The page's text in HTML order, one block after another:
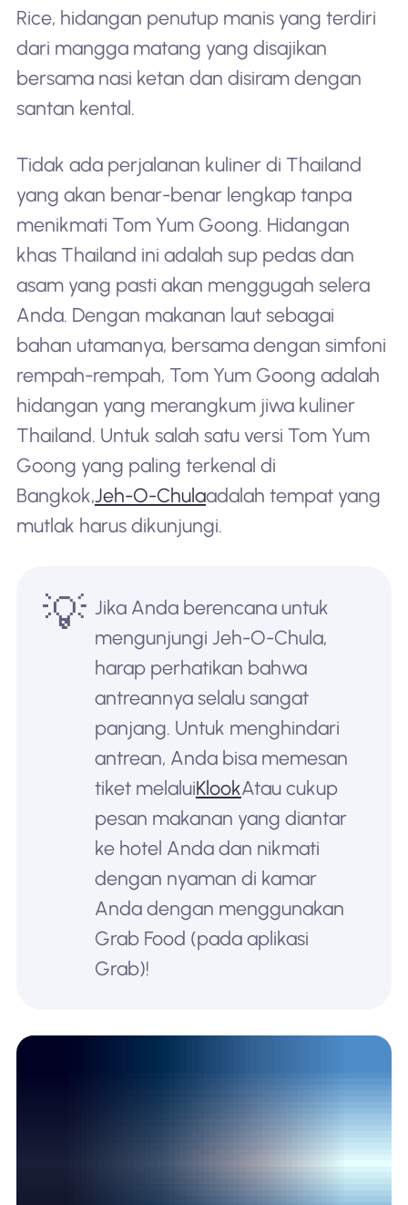
Rice, hidangan penutup manis yang terdiri
dari mangga matang yang disajikan
bersama nasi ketan dan disiram dengan
santan kental.
Tidak ada perjalanan kuliner di Thailand
yang akan benar-benar lengkap tanpa
menikmati Tom Yum Goong. Hidangan
khas Thailand ini adalah sup pedas dan
asam yang pasti akan menggugah selera
Anda. Dengan makanan laut sebagai
bahan utamanya, bersama dengan simfoni
rempah-rempah, Tom Yum Goong adalah
hidangan yang merangkum jiwa kuliner
Thailand. Untuk salah satu versi Tom Yum
Goong yang paling terkenal di
Bangkok,Jeh-O-Chulaadalah tempat yang
mutlak harus dikunjungi.
💡 Jika Anda berencana untuk
mengunjungi Jeh-O-Chula,
harap perhatikan bahwa
antreannya selalu sangat
panjang. Untuk menghindari
antrean, Anda bisa memesan
tiket melaluiKlookAtau cukup
pesan makanan yang diantar
ke hotel Anda dan nikmati
dengan nyaman di kamar
Anda dengan menggunakan
Grab Food (pada aplikasi
Grab)!